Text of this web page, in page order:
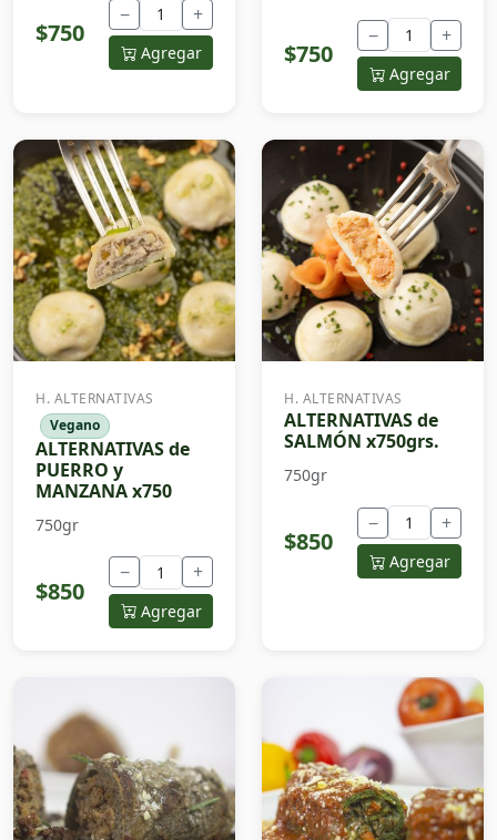
$750
− +
Agregar $750
− +
Agregar
H. ALTERNATIVAS
Vegano
ALTERNATIVAS de
PUERRO y
MANZANA x750
750gr
$850
− +
Agregar
H. ALTERNATIVAS
ALTERNATIVAS de
SALMÓN x750grs.
750gr
$850
− +
Agregar